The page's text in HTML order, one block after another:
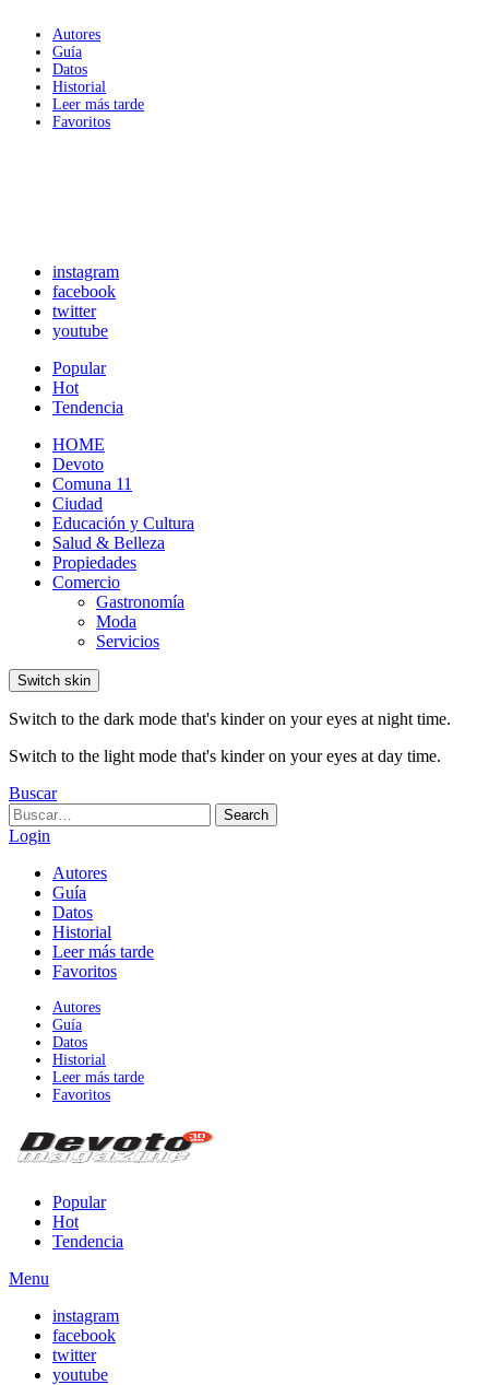
Autores
Guía
Datos
Historial
Leer más tarde
Favoritos
instagram
facebook
twitter
youtube
Popular
Hot
Tendencia
HOME
Devoto
Comuna 11
Ciudad
Educación y Cultura
Salud & Belleza
Propiedades
Comercio
Gastronomía
Moda
Servicios
Switch skin
Switch to the dark mode that's kinder on your eyes at night time.
Switch to the light mode that's kinder on your eyes at day time.
Buscar
Search
for:
Search
Login
Autores
Guía
Datos
Historial
Leer más tarde
Favoritos
Autores
Guía
Datos
Historial
Leer más tarde
Favoritos
Popular
Hot
Tendencia
Menu
instagram
facebook
twitter
youtube